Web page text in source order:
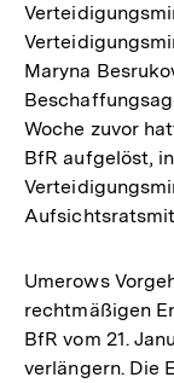
Maryna
Woche zuvor
BfR aufgelöst,
Umerows
rechtmäßigen
BfR vom 21.
verlängern. Die